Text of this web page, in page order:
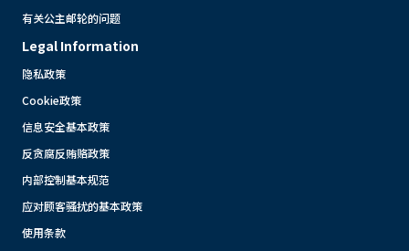
有关公主邮轮的问题
Legal Information
隐私政策
Cookie政策
信息安全基本政策
反贪腐反贿赂政策
内部控制基本规范
应对顾客骚扰的基本政策
使用条款